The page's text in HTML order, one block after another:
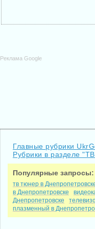
Реклама Google
Главные рубрики
Рубрики в разделе
Популярные запросы:
тв тюнер в
в Днепропетровске
Днепропетровске
плазменный в